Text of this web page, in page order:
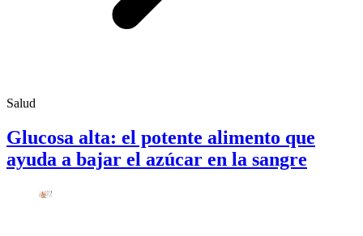
Salud
Glucosa alta: el potente alimento que
ayuda a bajar el azúcar en la sangre